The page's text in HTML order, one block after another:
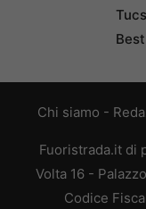
Chi siamo -
Fuoristrada.it di
Volta 16 -
Codice